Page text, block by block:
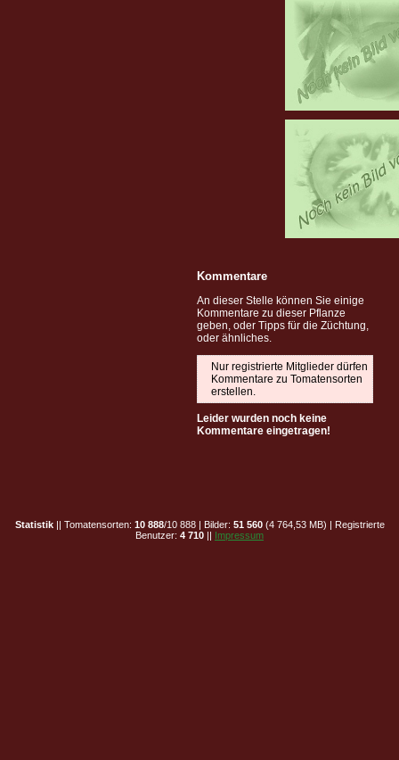
Kommentare
An dieser Stelle können Sie einige
Kommentare zu dieser Pflanze
geben, oder Tipps für die Züchtung,
oder ähnliches.
Nur registrierte Mitglieder dürfen
Kommentare zu Tomatensorten
erstellen.
Leider wurden noch keine
Kommentare eingetragen!
Statistik|| Tomatensorten: 10 888/10 888 | Bilder: 51 560(4 764,53 MB) | Registrierte
Benutzer: 4 710 || Impressum